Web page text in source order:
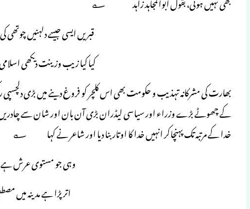
قبریں ایسی جیسے دلہنیں
کیا کیا زیب وزینت دیکھی
بھارت کی مشرکانہ تہذیب و حکومت بھی اس کلچر کو فروغ دینے میں بڑی
کے چھوٹے بڑے وزراء اور سیاسی لیڈران بڑی آن بان اور شان سے
خدا کے مرتبہ تک پہنچاکر انہیں خدا کا اوتار بنا دیا اور شاعر نے کہا ؎
وہی جو مستوی عرش ہے
اتر پڑا ہے مدینہ میں